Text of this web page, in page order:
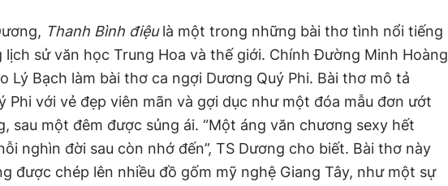
Thanh Bình điệulà một trong những bài thơ tình nổi tiếng
sử văn học Trung Hoa và thế giới. Chính Đường Minh Hoàng
Lý Bạch làm bài thơ ca ngợi Dương Quý Phi. Bài thơ mô tả
Phi với vẻ đẹp viên mãn và gợi dục như một đóa mẫu đơn ướt
sau một đêm được sủng ái. “Một áng văn chương sexy hết
nghìn đời sau còn nhớ đến”, TS Dương cho biết. Bài thơ này
được chép lên nhiều đồ gốm mỹ nghệ Giang Tây, như một sự